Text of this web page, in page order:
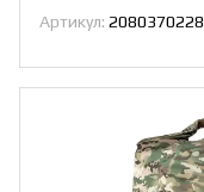
Артикул: 2080370228